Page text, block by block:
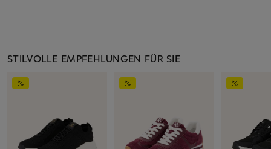
STILVOLLE EMPFEHLUNGEN FÜR SIE